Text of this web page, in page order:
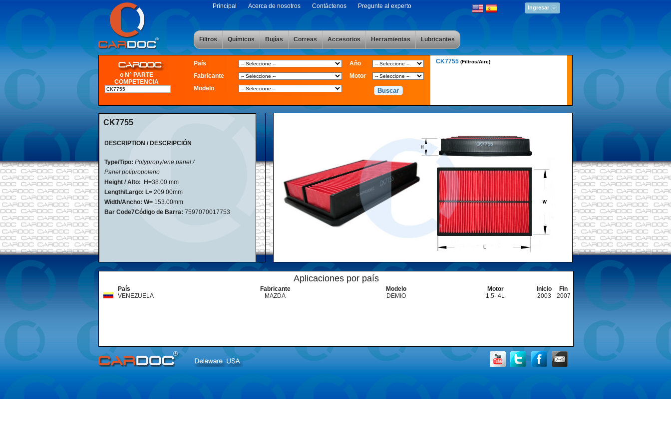
Principal Acerca de nosotros Contáctenos Pregunte al experto Ingresar
Filtros Químicos Bujías Correas Accesorios Herramientas Lubricantes
o N° PARTE
COMPETENCIA
País
Fabricante
Modelo
Año
Motor
CK7755 (Filtros/Aire)
CK7755
DESCRIPTION / DESCRIPCIÓN
Type/Tipo: Polypropylene panel /
Panel polipropoleno
Height / Alto:
H=38.00 mm
Length/Largo: L= 209.00mm
Width/Ancho: W= 153.00mm
Bar Code7Código de Barra: 7597070017753
Aplicaciones por país
País Fabricante Modelo Motor Inicio
Fin
VENEZUELA
MAZDA DEMIO 1.5- 4L 2003 2007